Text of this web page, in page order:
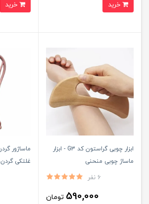
ابزار چوبی گراستون کد G3 - ابزار
ماساژ چوبی منحنی
6 نفر
590,000 تومان